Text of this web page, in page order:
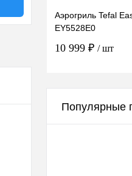
Аэрогриль Tefal
EY5528E0
10 999 ₽ / шт
Популярные